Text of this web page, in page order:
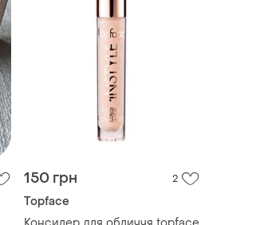
150 грн 2
Topface